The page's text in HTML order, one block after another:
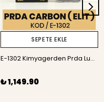
SEPETE EKLE
E-1302 Kimyagerden Prda Luna Carbon - Elit Seri - 50 ml
₺ 1,149.90